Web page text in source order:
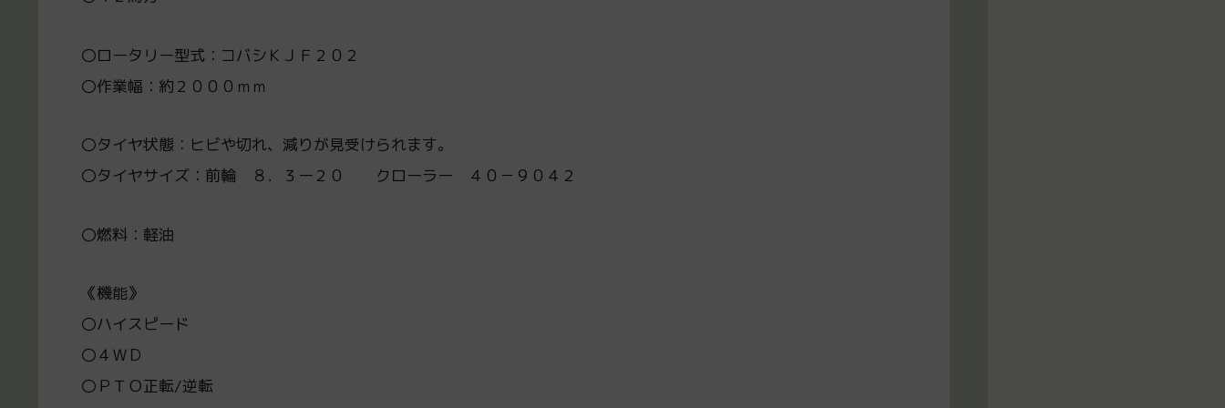
〇ロータリー型式：コバシＫＪＦ２０２
〇作業幅：約２０００ｍｍ
〇タイヤ状態：ヒビや切れ、減りが見受けられます。
〇タイヤサイズ：前輪 ８．３ー２０ クローラー ４０－９０４２
〇燃料：軽油
《機能》
〇ハイスピード
〇４ＷＤ
〇ＰＴＯ正転/逆転